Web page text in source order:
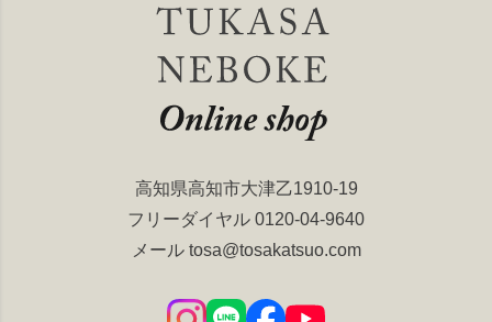
高知県高知市大津乙1910-19
フリーダイヤル 0120-04-9640
メール tosa@tosakatsuo.com